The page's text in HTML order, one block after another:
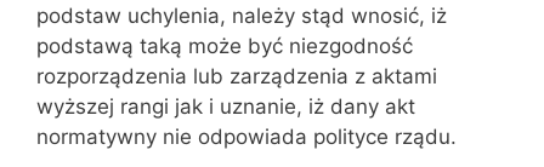
podstaw uchyle‌nia, należy stąd wnosić, iż
podstawą taką może być niezgodność
rozporządze‌nia lub zarządzenia z aktami
wyższej rangi jak i uznanie, iż dany akt
norma‌tywny nie odpowiada polityce rządu.